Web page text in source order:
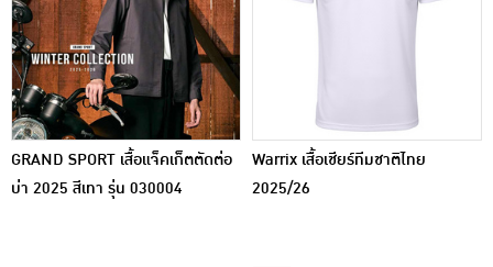
GRAND SPORT เสื้อแจ็คเก็ตตัดต่อ
บ่า 2025 สีเทา รุ่น 030004
Warrix เสื้อเชียร์ทีมชาติไทย
2025/26